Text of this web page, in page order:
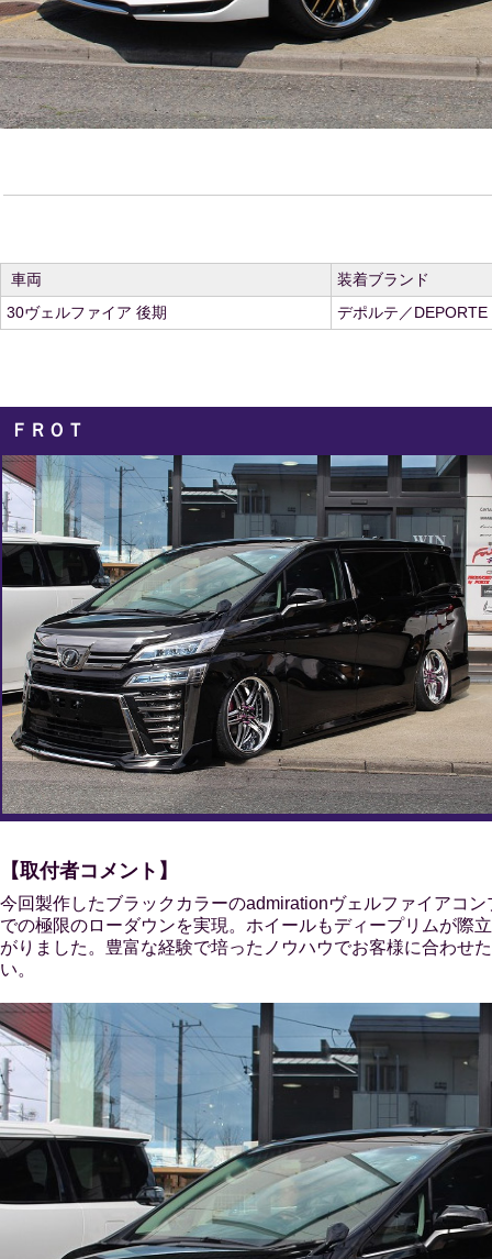
車両
装着ブランド
30ヴェルファイア 後期
デポルテ／DEPORTE
ＦＲＯＴ
【取付者コメント】
今回製作したブラックカラーのadmirationヴェルファイアコ
での極限のローダウンを実現。ホイールもディープリムが際
がりました。豊富な経験で培ったノウハウでお客様に合わせ
い。